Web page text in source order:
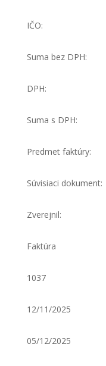
IČO:
Suma bez DPH:
DPH:
Suma s DPH:
Predmet faktúry:
Súvisiaci dokument:
Zverejnil:
Faktúra
1037
12/11/2025
05/12/2025